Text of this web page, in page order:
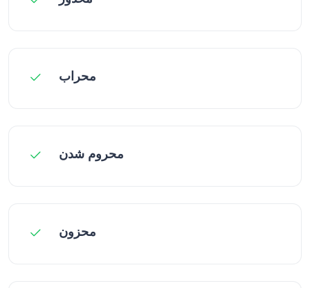
محراب
محروم شدن
محزون